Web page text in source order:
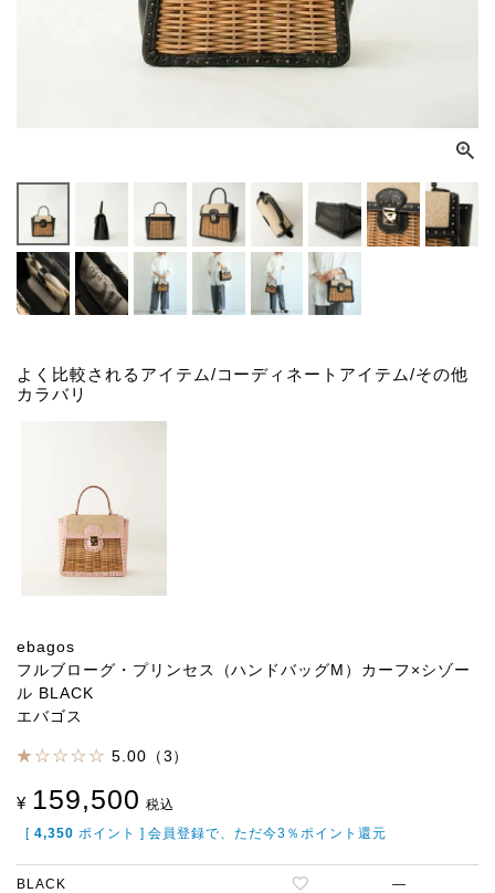
よく比較されるアイテム/コーディネートアイテム/その他
カラバリ
ebagos
フルブローグ・プリンセス（ハンドバッグM）カーフ×シゾー
ル BLACK
エバゴス
5.00（3）
¥ 159,500 税込
[ 4,350 ポイント ] 会員登録で、ただ今3％ポイント還元
BLACK —